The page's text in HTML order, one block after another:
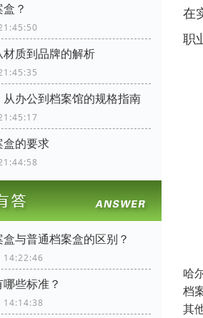
？
质到品牌的解析
办公到档案馆的规格指南
盒的要求
与普通档案盒的区别？
14:22:46
些标准？
在
职
哈
档
其